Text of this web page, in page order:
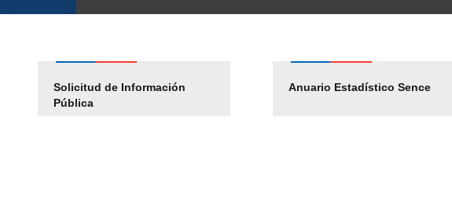
Solicitud de Información
Pública
Anuario Estadístico Sence
Pago Proveedores
Empleos Públicos
Solicitud Audiencias